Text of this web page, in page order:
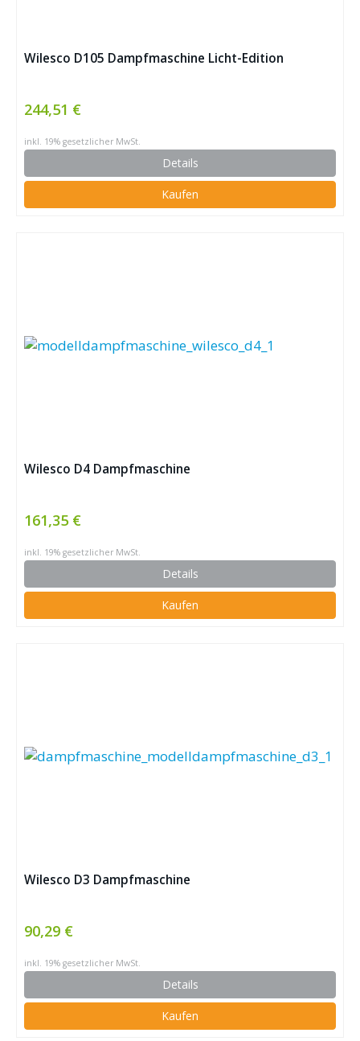
Wilesco D105 Dampfmaschine Licht-Edition
244,51 €
inkl. 19% gesetzlicher MwSt.
Details
Kaufen
Wilesco D4 Dampfmaschine
161,35 €
inkl. 19% gesetzlicher MwSt.
Details
Kaufen
Wilesco D3 Dampfmaschine
90,29 €
inkl. 19% gesetzlicher MwSt.
Details
Kaufen